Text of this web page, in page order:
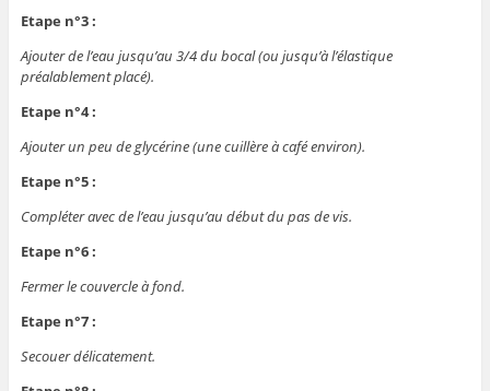
Etape n°3 :
Ajouter de l’eau jusqu’au 3/4 du bocal (ou jusqu’à l’élastique
préalablement placé).
Etape n°4 :
Ajouter un peu de glycérine (une cuillère à café environ).
Etape n°5 :
Compléter avec de l’eau jusqu’au début du pas de vis.
Etape n°6 :
Fermer le couvercle à fond.
Etape n°7 :
Secouer délicatement.